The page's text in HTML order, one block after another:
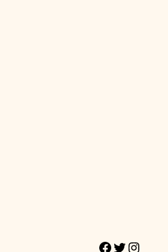
Facebook Twitter Instagram